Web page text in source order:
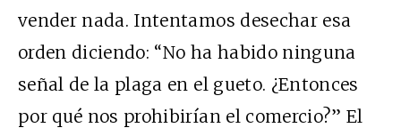
vender nada. Intentamos desechar esa
orden diciendo: “No ha habido ninguna
señal de la plaga en el gueto. ¿Entonces
por qué nos prohibirían el comercio?” El